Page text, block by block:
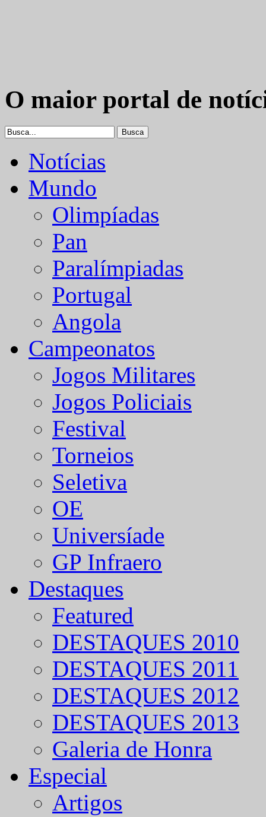
O maior portal de
Notícias
Mundo
Olimpíadas
Pan
Paralímpiadas
Portugal
Angola
Campeonatos
Jogos Militares
Jogos Policiais
Festival
Torneios
Seletiva
OE
Universíade
GP Infraero
Destaques
Featured
DESTAQUES 2010
DESTAQUES 2011
DESTAQUES 2012
DESTAQUES 2013
Galeria de Honra
Especial
Artigos